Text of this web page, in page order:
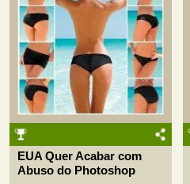
EUA Quer Acabar com
Abuso do Photoshop